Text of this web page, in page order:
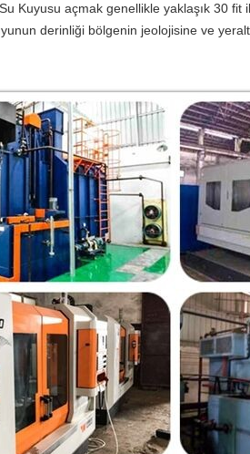
Kuyusu açmak genellikle yaklaşık 30
derinliği bölgenin jeolojisine ve